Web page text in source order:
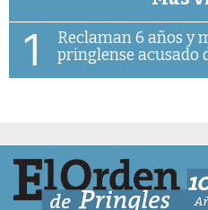
1
Reclaman 6 años y
pringlense acusado